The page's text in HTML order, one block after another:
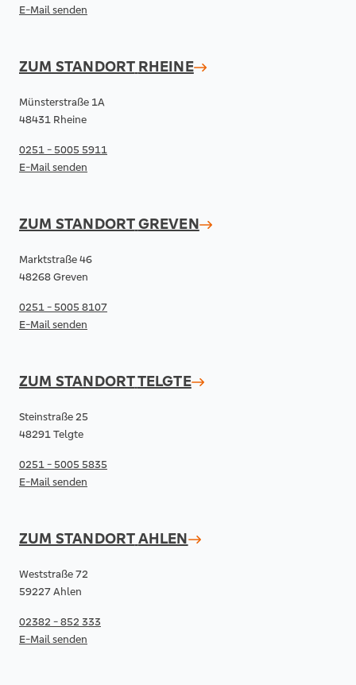
E-Mail senden
ZUM STANDORT RHEINE
Münsterstraße 1A
48431 Rheine
0251 - 5005 5911
E-Mail senden
ZUM STANDORTGREVEN
Marktstraße 46
48268 Greven
0251 - 5005 8107
E-Mail senden
ZUM STANDORTTELGTE
Steinstraße 25
48291 Telgte
0251 - 5005 5835
E-Mail senden
ZUM STANDORTAHLEN
Weststraße 72
59227 Ahlen
02382 - 852 333
E-Mail senden